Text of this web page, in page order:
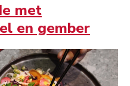
met
en gember